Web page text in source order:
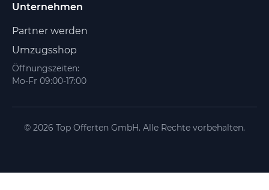
Unternehmen
Partner werden
Umzugsshop
Öffnungszeiten:
Mo-Fr 09:00-17:00
© 2026 Top Offerten GmbH. Alle Rechte vorbehalten.